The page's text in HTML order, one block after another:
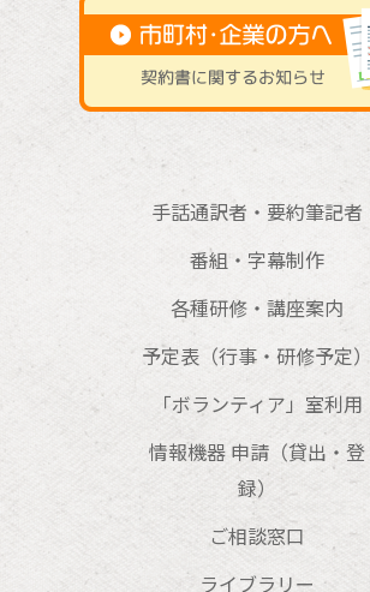
手話通訳者・要約筆記者
番組・字幕制作
各種研修・講座案内
予定表（行事・研修予定）
「ボランティア」室利用
情報機器 申請（貸出・登
録）
ご相談窓口
ライブラリー